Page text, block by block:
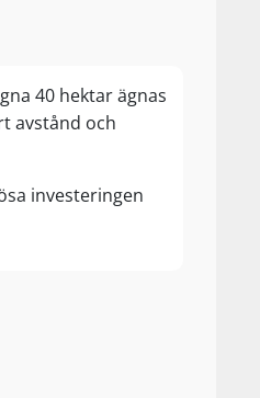
40 hektar ägnas
avstånd och
investeringen